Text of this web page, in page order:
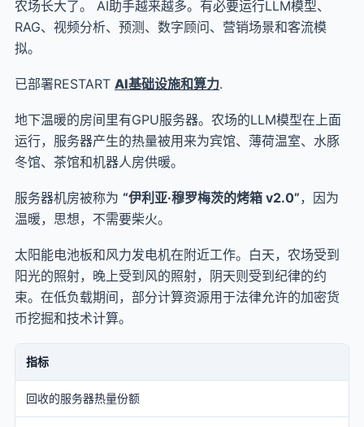
农场长大了。 AI助手越来越多。有必要运行LLM模型、
RAG、视频分析、预测、数字顾问、营销场景和客流模
拟。
已部署RESTART AI基础设施和算力.
地下温暖的房间里有GPU服务器。农场的LLM模型在上面
运行，服务器产生的热量被用来为宾馆、薄荷温室、水豚
冬馆、茶馆和机器人房供暖。
服务器机房被称为 “伊利亚·穆罗梅茨的烤箱 v2.0”，因为
温暖，思想，不需要柴火。
太阳能电池板和风力发电机在附近工作。白天，农场受到
阳光的照射，晚上受到风的照射，阴天则受到纪律的约
束。在低负载期间，部分计算资源用于法律允许的加密货
币挖掘和技术计算。
指标
回收的服务器热量份额